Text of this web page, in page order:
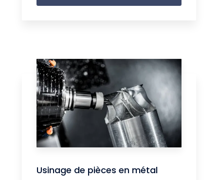
Usinage de pièces en métal